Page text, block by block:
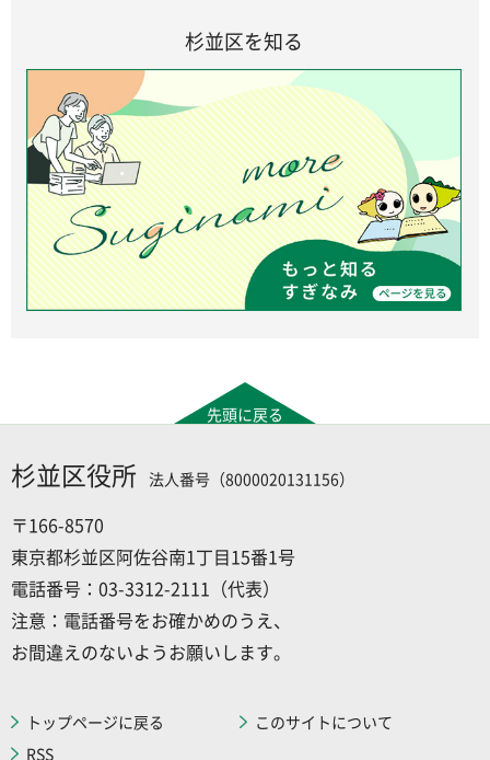
杉並区を知る
先頭に戻る
杉並区役所 法人番号（8000020131156）
〒166-8570
東京都杉並区阿佐谷南1丁目15番1号
電話番号：03-3312-2111（代表）
注意：電話番号をお確かめのうえ、
お間違えのないようお願いします。
トップページに戻る
このサイトについて
RSS